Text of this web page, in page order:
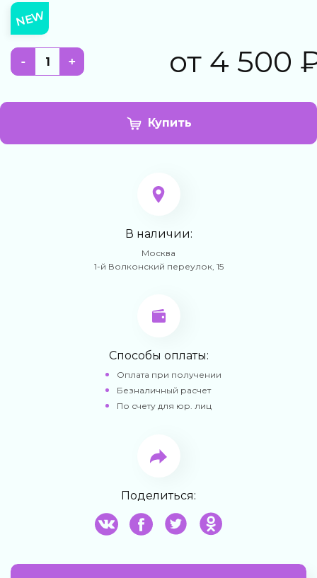
NEW
- + от 4 500
Купить
В наличии:
Москва
1-й Волконский переулок, 15
Способы оплаты:
Оплата при получении
Безналичный расчет
По счету для юр. лиц
Поделиться: